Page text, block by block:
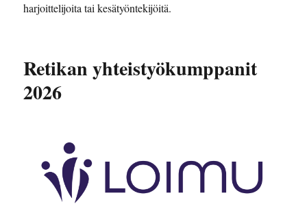
harjoittelijoita tai kesätyöntekijöitä.
Retikan yhteistyökumppanit
2026